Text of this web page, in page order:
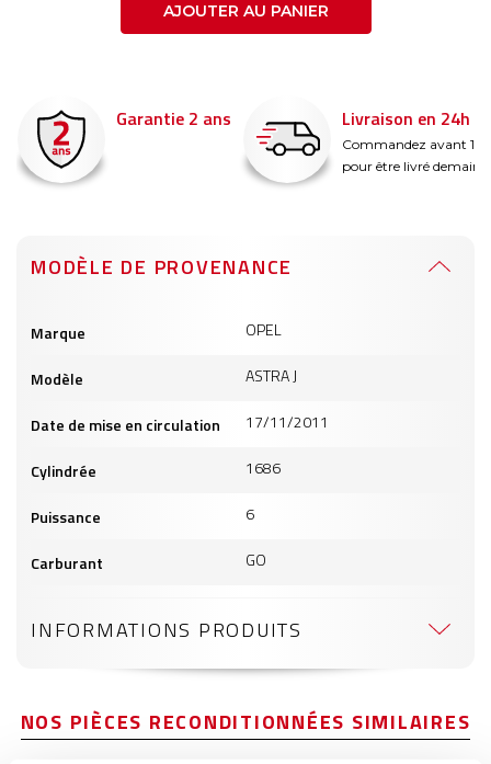
AJOUTER AU PANIER
Garantie 2 ans Livraison en 24h
Commandez avant 14h
pour être livré demain !
MODÈLE DE PROVENANCE
produits
Marque OPEL
Modèle ASTRA J
Date de mise en circulation 17/11/2011
Cylindrée 1686
Puissance 6
Carburant GO
INFORMATIONS PRODUITS
NOS PIÈCES RECONDITIONNÉES SIMILAIRES